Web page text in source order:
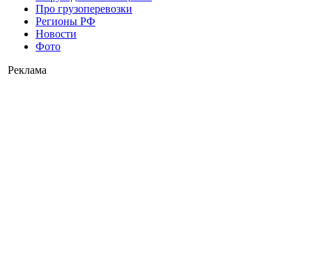
Про грузоперевозки
Регионы РФ
Новости
Фото
Реклама